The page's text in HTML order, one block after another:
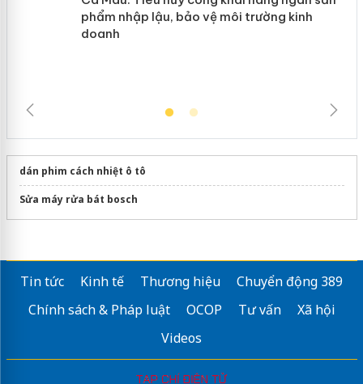
ngàn sản phẩm nhập lậu, bảo vệ môi
trường kinh doanh
dán phim cách nhiệt ô tô
Sửa máy rửa bát bosch
Tin tức Kinh tế Thương hiệu
Chuyển động 389
Chính sách & Pháp luật
OCOP Tư vấn
Xã hội
Videos